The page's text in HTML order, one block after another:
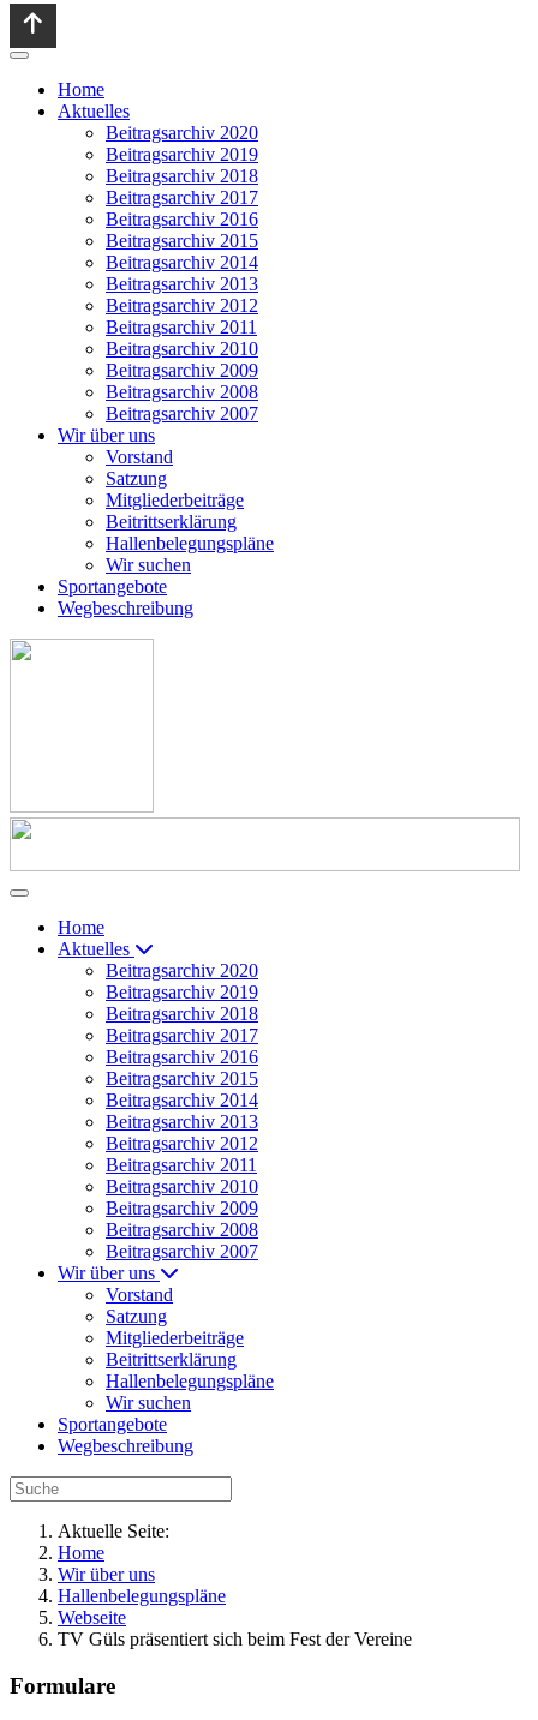
Home
Aktuelles
Beitragsarchiv 2020
Beitragsarchiv 2019
Beitragsarchiv 2018
Beitragsarchiv 2017
Beitragsarchiv 2016
Beitragsarchiv 2015
Beitragsarchiv 2014
Beitragsarchiv 2013
Beitragsarchiv 2012
Beitragsarchiv 2011
Beitragsarchiv 2010
Beitragsarchiv 2009
Beitragsarchiv 2008
Beitragsarchiv 2007
Wir über uns
Vorstand
Satzung
Mitgliederbeiträge
Beitrittserklärung
Hallenbelegungspläne
Wir suchen
Sportangebote
Wegbeschreibung
Home
Aktuelles
Beitragsarchiv 2020
Beitragsarchiv 2019
Beitragsarchiv 2018
Beitragsarchiv 2017
Beitragsarchiv 2016
Beitragsarchiv 2015
Beitragsarchiv 2014
Beitragsarchiv 2013
Beitragsarchiv 2012
Beitragsarchiv 2011
Beitragsarchiv 2010
Beitragsarchiv 2009
Beitragsarchiv 2008
Beitragsarchiv 2007
Wir über uns
Vorstand
Satzung
Mitgliederbeiträge
Beitrittserklärung
Hallenbelegungspläne
Wir suchen
Sportangebote
Wegbeschreibung
Aktuelle Seite:
Home
Wir über uns
Hallenbelegungspläne
Webseite
TV Güls präsentiert sich beim Fest der Vereine
Formulare